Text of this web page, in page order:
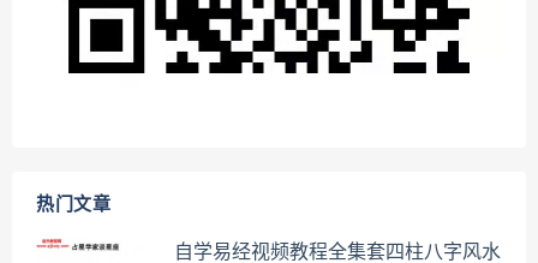
热门文章
自学易经视频教程全集套四柱八字风水